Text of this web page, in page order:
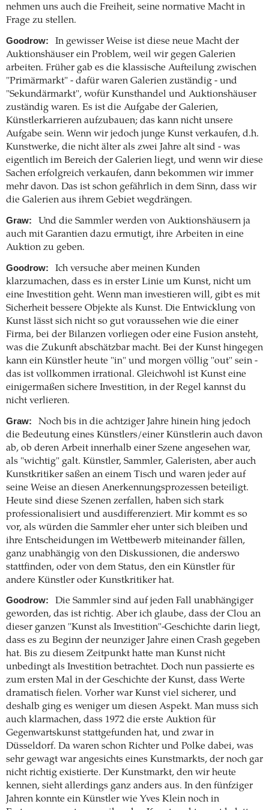
nehmen uns auch die Freiheit, seine normative Macht in
Frage zu stellen.
Goodrow:
In gewisser Weise ist diese neue Macht der
Auktionshäuser ein Problem, weil wir gegen Galerien
arbeiten. Früher gab es die klassische Aufteilung zwischen
"Primärmarkt" - dafür waren Galerien zuständig - und
"Sekundärmarkt", wofür Kunsthandel und Auktionshäuser
zuständig waren. Es ist die Aufgabe der Galerien,
Künstlerkarrieren aufzubauen; das kann nicht unsere
Aufgabe sein. Wenn wir jedoch junge Kunst verkaufen, d.h.
Kunstwerke, die nicht älter als zwei Jahre alt sind - was
eigentlich im Bereich der Galerien liegt, und wenn wir diese
Sachen erfolgreich verkaufen, dann bekommen wir immer
mehr davon. Das ist schon gefährlich in dem Sinn, dass wir
die Galerien aus ihrem Gebiet wegdrängen.
Graw:
Und die Sammler werden von Auktionshäusern ja
auch mit Garantien dazu ermutigt, ihre Arbeiten in eine
Auktion zu geben.
Goodrow:
Ich versuche aber meinen Kunden
klarzumachen, dass es in erster Linie um Kunst, nicht um
eine Investition geht. Wenn man investieren will, gibt es mit
Sicherheit bessere Objekte als Kunst. Die Entwicklung von
Kunst lässt sich nicht so gut voraussehen wie die einer
Firma, bei der Bilanzen vorliegen oder eine Fusion ansteht,
was die Zukunft abschätzbar macht. Bei der Kunst hingegen
kann ein Künstler heute "in" und morgen völlig "out" sein -
das ist vollkommen irrational. Gleichwohl ist Kunst eine
einigermaßen sichere Investition, in der Regel kannst du
nicht verlieren.
Graw:
Noch bis in die achtziger Jahre hinein hing jedoch
die Bedeutung eines Künstlers/einer Künstlerin auch davon
ab, ob deren Arbeit innerhalb einer Szene angesehen war,
als "wichtig" galt. Künstler, Sammler, Galeristen, aber auch
Kunstkritiker saßen an einem Tisch und waren jeder auf
seine Weise an diesen Anerkennungsprozessen beteiligt.
Heute sind diese Szenen zerfallen, haben sich stark
professionalisiert und ausdifferenziert. Mir kommt es so
vor, als würden die Sammler eher unter sich bleiben und
ihre Entscheidungen im Wettbewerb miteinander fällen,
ganz unabhängig von den Diskussionen, die anderswo
stattfinden, oder von dem Status, den ein Künstler für
andere Künstler oder Kunstkritiker hat.
Goodrow:
Die Sammler sind auf jeden Fall unabhängiger
geworden, das ist richtig. Aber ich glaube, dass der Clou an
dieser ganzen "Kunst als Investition"-Geschichte darin liegt,
dass es zu Beginn der neunziger Jahre einen Crash gegeben
hat. Bis zu diesem Zeitpunkt hatte man Kunst nicht
unbedingt als Investition betrachtet. Doch nun passierte es
zum ersten Mal in der Geschichte der Kunst, dass Werte
dramatisch fielen. Vorher war Kunst viel sicherer, und
deshalb ging es weniger um diesen Aspekt. Man muss sich
auch klarmachen, dass 1972 die erste Auktion für
Gegenwartskunst stattgefunden hat, und zwar in
Düsseldorf. Da waren schon Richter und Polke dabei, was
sehr gewagt war angesichts eines Kunstmarkts, der noch gar
nicht richtig existierte. Der Kunstmarkt, den wir heute
kennen, sieht allerdings ganz anders aus. In den fünfziger
Jahren konnte ein Künstler wie Yves Klein noch in